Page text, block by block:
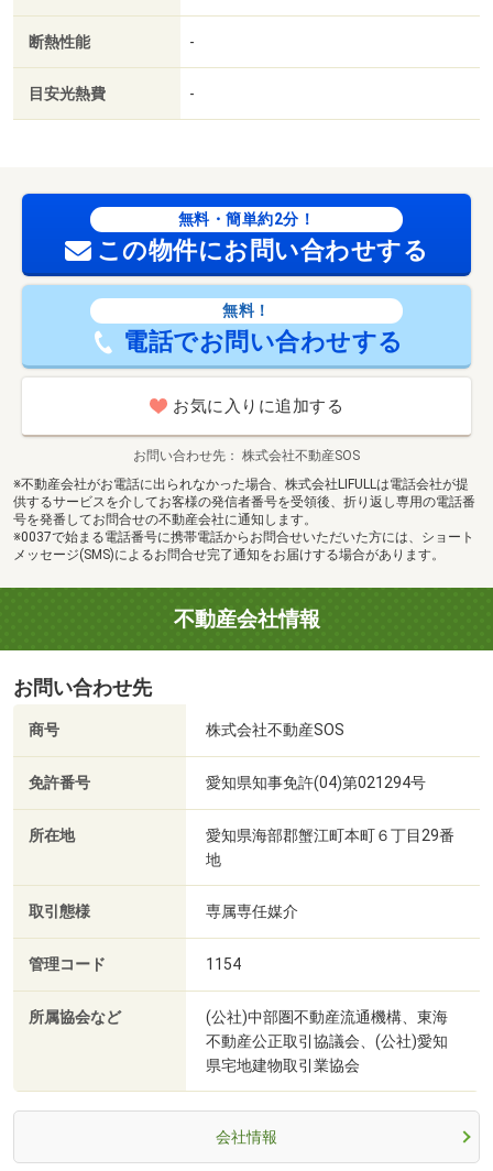
断熱性能 -
目安光熱費 -
無料・簡単約2分！
この物件にお問い合わせする
無料！
電話でお問い合わせする
お気に入りに追加する
お問い合わせ先
株式会社不動産SOS
※不動産会社がお電話に出られなかった場合、株式会社LIFULLは電話会社が提
供するサービスを介してお客様の発信者番号を受領後、折り返し専用の電話番
号を発番してお問合せの不動産会社に通知します。
※0037で始まる電話番号に携帯電話からお問合せいただいた方には、ショート
メッセージ(SMS)によるお問合せ完了通知をお届けする場合があります。
不動産会社情報
お問い合わせ先
商号 株式会社不動産SOS
免許番号 愛知県知事免許(04)第021294号
所在地
愛知県海部郡蟹江町本町６丁目29番
地
取引態様 専属専任媒介
管理コード 1154
所属協会など
(公社)中部圏不動産流通機構、東海
不動産公正取引協議会、(公社)愛知
県宅地建物取引業協会
会社情報